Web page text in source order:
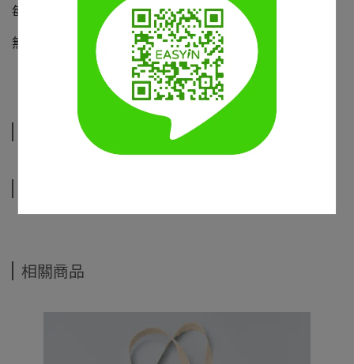
每一次出門都成為風景。
無論是上班上學或逛街旅行，都能輕鬆展現的最佳選擇
規格說明
相關商品